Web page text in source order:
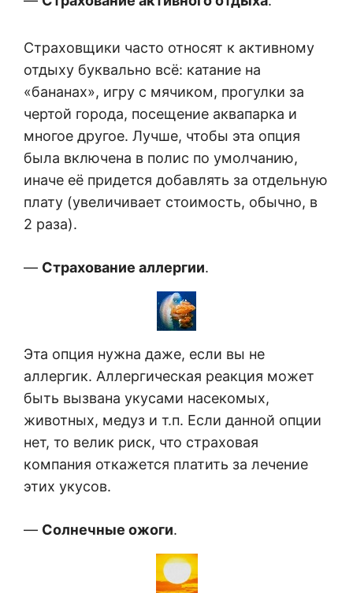
Страховщики часто относят к активному
отдыху буквально всё: катание на
«бананах», игру с мячиком, прогулки за
чертой города, посещение аквапарка и
многое другое. Лучше, чтобы эта опция
была включена в полис по умолчанию,
иначе её придется добавлять за отдельную
плату (увеличивает стоимость, обычно, в
2 раза).
— Страхование аллергии.
Эта опция нужна даже, если вы не
аллергик. Аллергическая реакция может
быть вызвана укусами насекомых,
животных, медуз и т.п. Если данной опции
нет, то велик риск, что страховая
компания откажется платить за лечение
этих укусов.
— Солнечные ожоги.